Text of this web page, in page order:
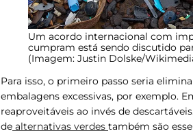
Um acordo internacional com
cumpram está sendo discutido
(Imagem: Justin Dolske/
Para isso, o primeiro passo seria
embalagens excessivas, por exemplo.
reaproveitáveis ao invés de
de alternativas verdes também são